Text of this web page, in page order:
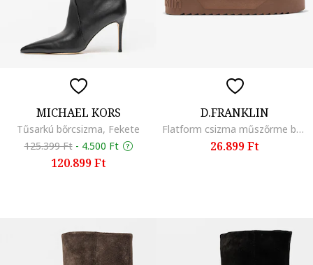
MICHAEL KORS
Tűsarkú bőrcsizma, Fekete
125.399 Ft - 4.500 Ft
120.899 Ft
D.FRANKLIN
Flatform csizma műszőrme béléssel, Fehér/Sötétbarna
26.899 Ft